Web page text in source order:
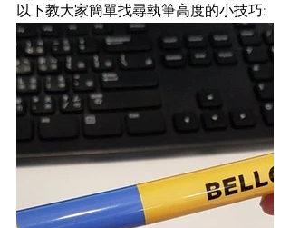
以下教大家簡單找尋執筆高度的小技巧: